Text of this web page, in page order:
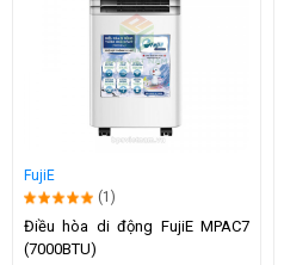
FujiE
(1)
Điều hòa di động FujiE MPAC7
(7000BTU)